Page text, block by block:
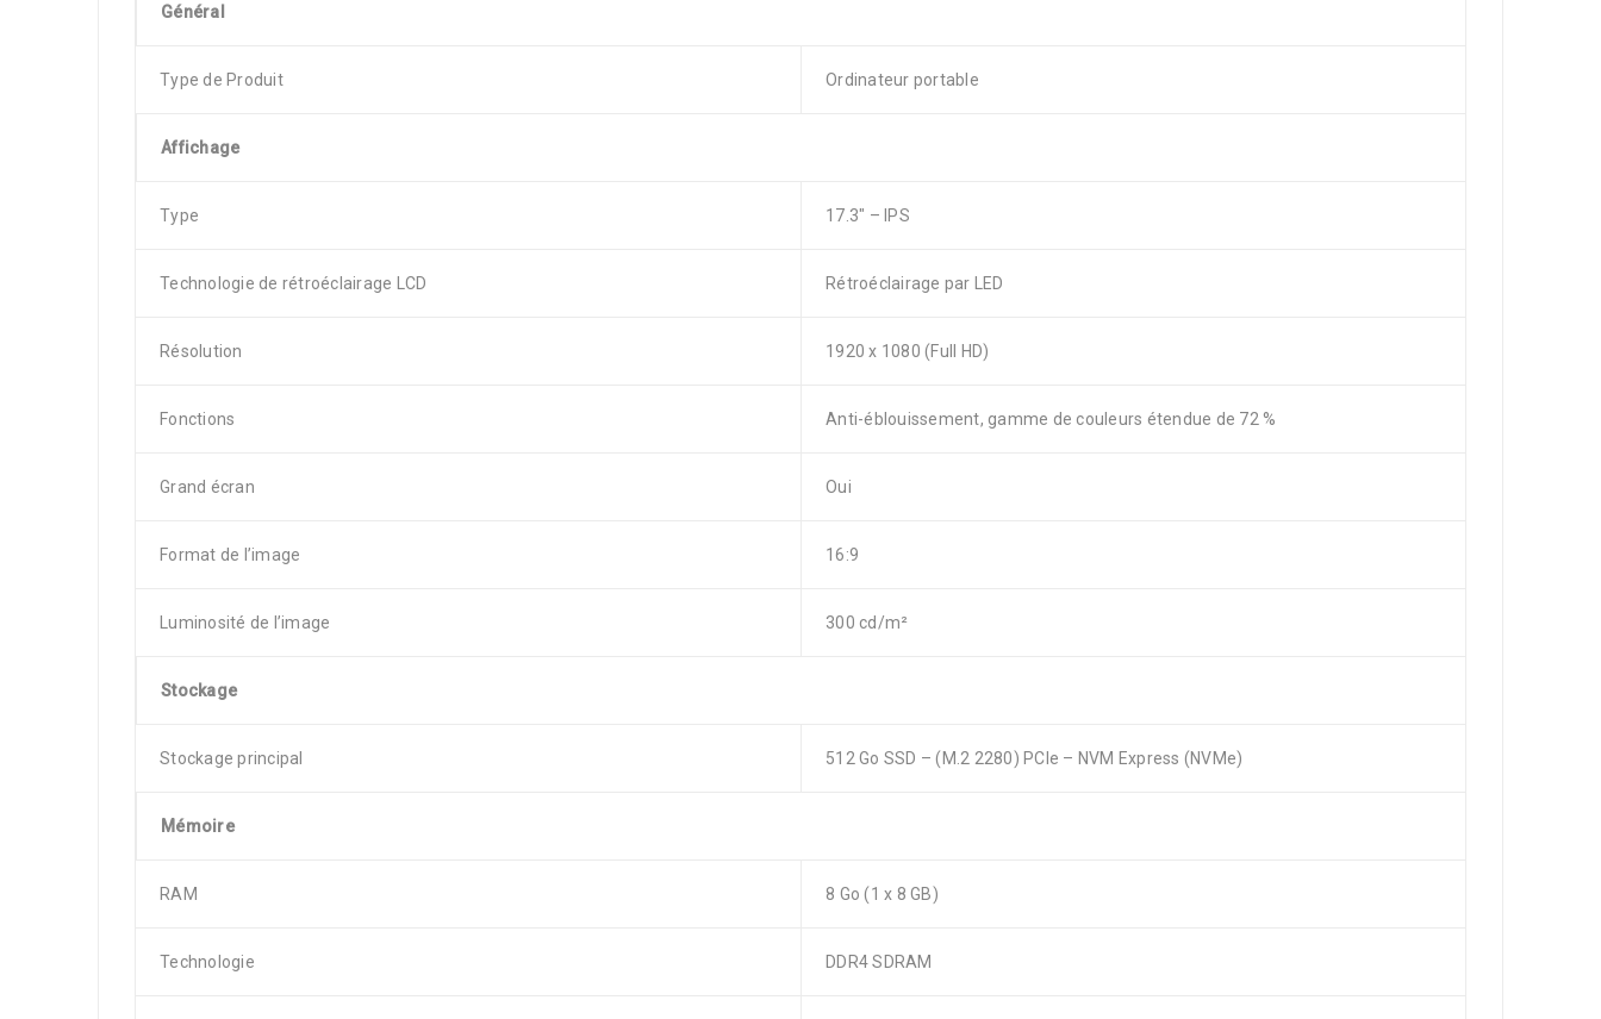
Général
Type de Produit Ordinateur portable
Affichage
Type 17.3″ – IPS
Technologie de rétroéclairage LCD Rétroéclairage par LED
Résolution 1920 x 1080 (Full HD)
Fonctions Anti-éblouissement, gamme de couleurs étendue de 72 %
Grand écran Oui
Format de l’image 16:9
Luminosité de l’image 300 cd/m²
Stockage
Stockage principal 512 Go SSD – (M.2 2280) PCIe – NVM Express (NVMe)
Mémoire
RAM 8 Go (1 x 8 GB)
Technologie DDR4 SDRAM